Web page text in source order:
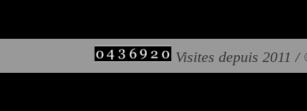
Visites depuis 2011